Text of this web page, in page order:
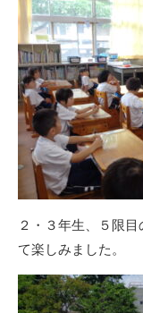
２・３年生、５限
て楽しみました。